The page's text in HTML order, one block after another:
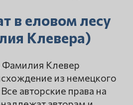
в еловом лесу
Клевера)
Фамилия Клевер
из немецкого
авторские права на